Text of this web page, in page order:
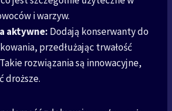
i warzyw.
aktywne: Dodają konserwanty do
przedłużając trwałość
rozwiązania są innowacyjne,
droższe.